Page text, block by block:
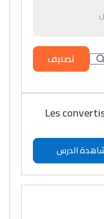
تصنيف
Les
الدرس